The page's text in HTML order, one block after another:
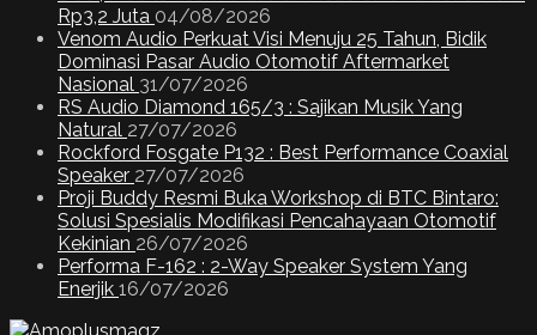
Rp3,2 Juta 04/08/2026
Venom Audio Perkuat Visi Menuju 25 Tahun, Bidik
Dominasi Pasar Audio Otomotif Aftermarket
Nasional 31/07/2026
RS Audio Diamond 165/3 : Sajikan Musik Yang
Natural 27/07/2026
Rockford Fosgate P132 : Best Performance Coaxial
Speaker 27/07/2026
Proji Buddy Resmi Buka Workshop di BTC Bintaro:
Solusi Spesialis Modifikasi Pencahayaan Otomotif
Kekinian 26/07/2026
Performa F-162 : 2-Way Speaker System Yang
Enerjik 16/07/2026